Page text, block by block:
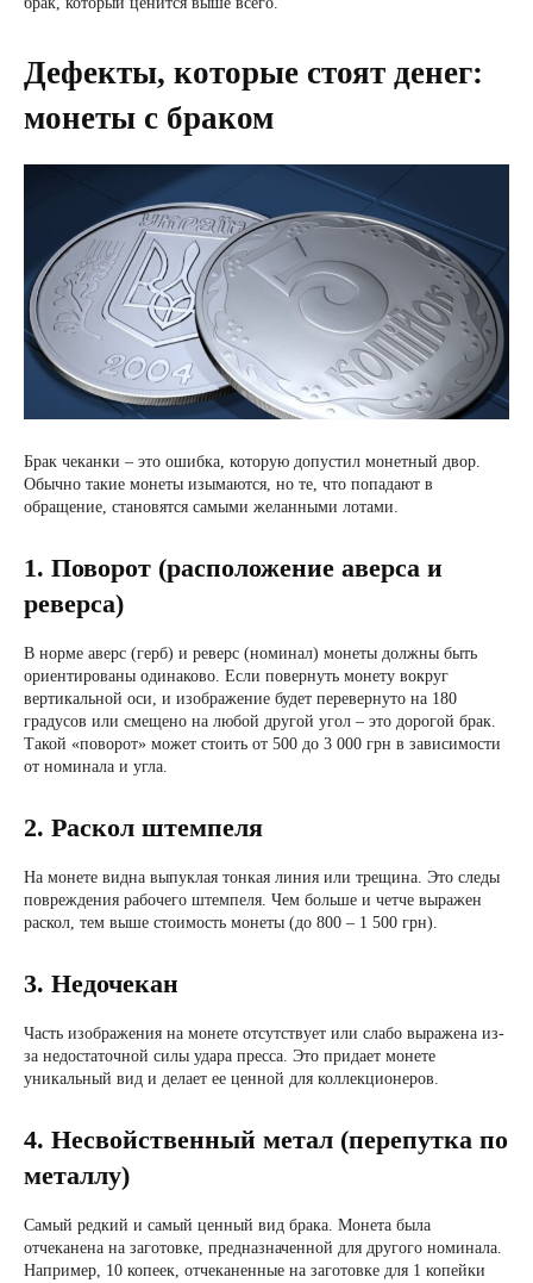
Дефекты, которые стоят денег:
монеты с браком
Брак чеканки – это ошибка, которую допустил монетный двор.
Обычно такие монеты изымаются, но те, что попадают в
обращение, становятся самыми желанными лотами.
1. Поворот (расположение аверса и
реверса)
В норме аверс (герб) и реверс (номинал) монеты должны быть
ориентированы одинаково. Если повернуть монету вокруг
вертикальной оси, и изображение будет перевернуто на 180
градусов или смещено на любой другой угол – это дорогой брак.
Такой «поворот» может стоить от 500 до 3 000 грн в зависимости
от номинала и угла.
2. Раскол штемпеля
На монете видна выпуклая тонкая линия или трещина. Это следы
повреждения рабочего штемпеля. Чем больше и четче выражен
раскол, тем выше стоимость монеты (до 800 – 1 500 грн).
3. Недочекан
Часть изображения на монете отсутствует или слабо выражена из-
за недостаточной силы удара пресса. Это придает монете
уникальный вид и делает ее ценной для коллекционеров.
4. Несвойственный метал (перепутка по
металлу)
Самый редкий и самый ценный вид брака. Монета была
отчеканена на заготовке, предназначенной для другого номинала.
Например, 10 копеек, отчеканенные на заготовке для 1 копейки